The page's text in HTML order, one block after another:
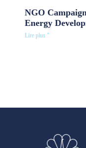
NGO
Energy
Lire plus "